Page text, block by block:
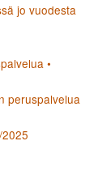
jo vuodesta
•
peruspalvelua